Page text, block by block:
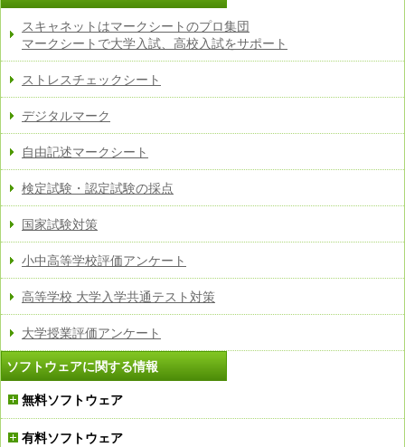
スキャネットはマークシートのプロ集団
マークシートで大学入試、高校入試をサポート
ストレスチェックシート
デジタルマーク
自由記述マークシート
検定試験・認定試験の採点
国家試験対策
小中高等学校評価アンケート
高等学校 大学入学共通テスト対策
大学授業評価アンケート
ソフトウェアに関する情報
無料ソフトウェア
有料ソフトウェア